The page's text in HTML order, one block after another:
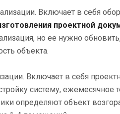
Включает в себя
проектной
но ее нужно
объекта.
Включает в себя
систему, ежемесячное
определяют объект